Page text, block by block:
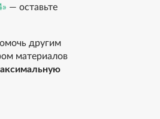
— оставьте
другим
материалов